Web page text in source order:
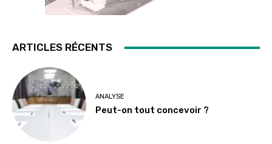
ARTICLES RÉCENTS
ANALYSE
Peut-on tout concevoir ?